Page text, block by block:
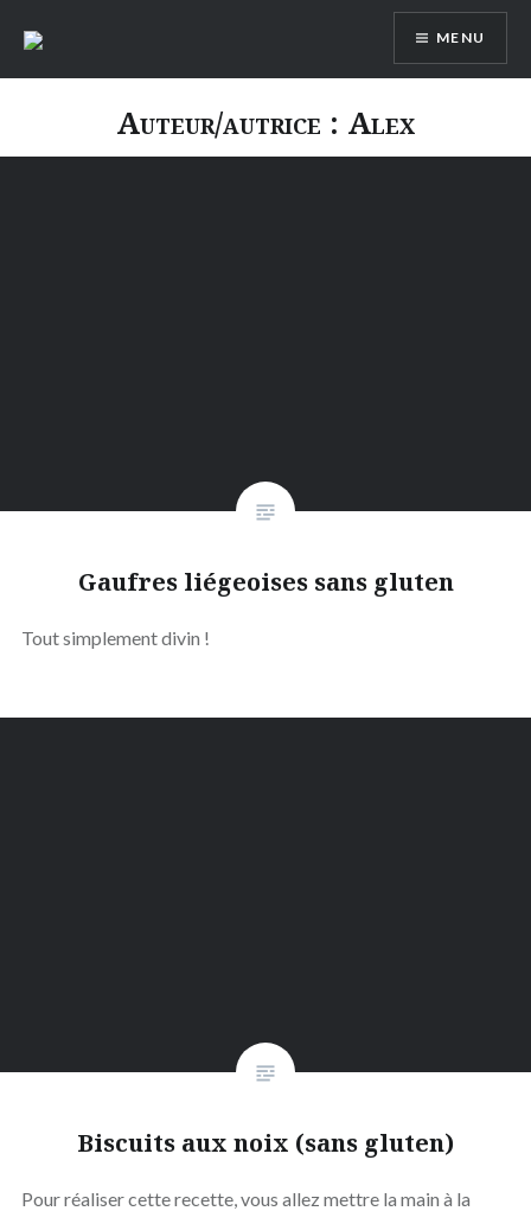
contenu
MENU
Auteur/autrice : Alex
Gaufres liégeoises sans gluten
Tout simplement divin !
Biscuits aux noix (sans gluten)
Pour réaliser cette recette, vous allez mettre la main à la